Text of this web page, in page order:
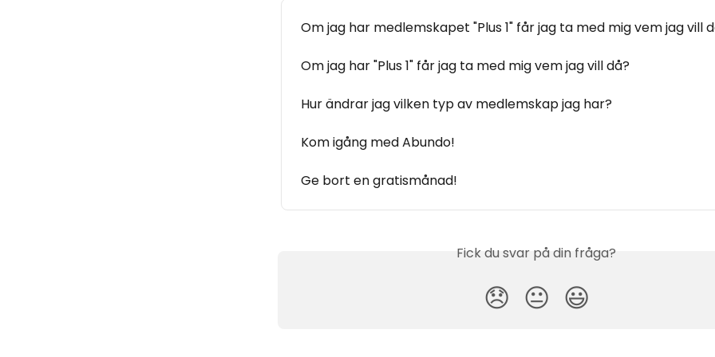
Om jag har medlemskapet "Plus 1" får jag ta med mig vem jag vill
Om jag har "Plus 1" får jag ta med mig vem jag vill då?
Hur ändrar jag vilken typ av medlemskap jag har?
Kom igång med Abundo!
Ge bort en gratismånad!
Fick du svar på din fråga?
😞 😐 😃